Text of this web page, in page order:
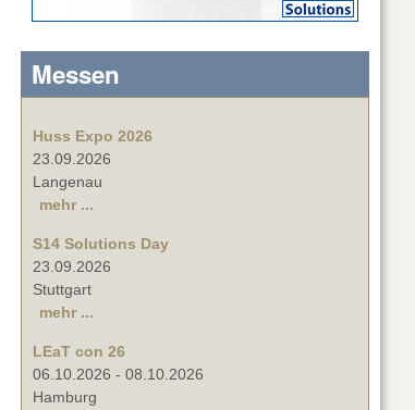
Messen
Huss Expo 2026
23.09.2026
Langenau
mehr ...
S14 Solutions Day
23.09.2026
Stuttgart
mehr ...
LEaT con 26
06.10.2026 - 08.10.2026
Hamburg